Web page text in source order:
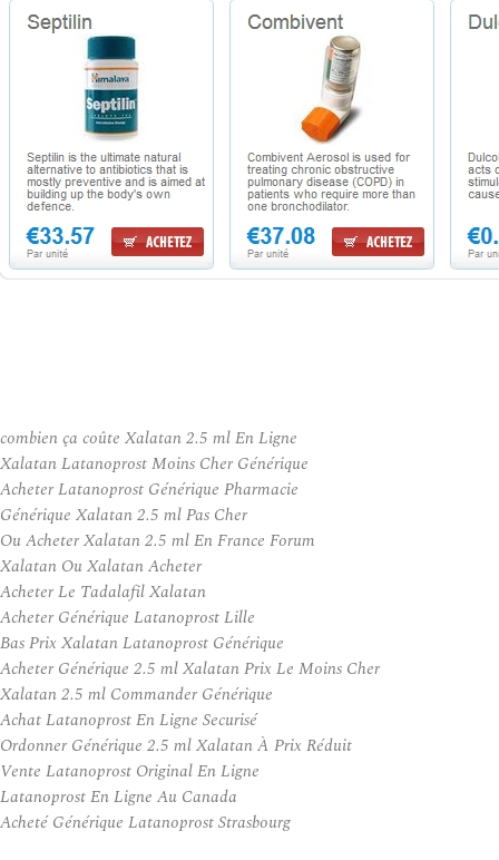
combien ça coûte Xalatan 2.5 ml En Ligne
Xalatan Latanoprost Moins Cher Générique
Acheter Latanoprost Générique Pharmacie
Générique Xalatan 2.5 ml Pas Cher
Ou Acheter Xalatan 2.5 ml En France Forum
Xalatan Ou Xalatan Acheter
Acheter Le Tadalafil Xalatan
Acheter Générique Latanoprost Lille
Bas Prix Xalatan Latanoprost Générique
Acheter Générique 2.5 ml Xalatan Prix Le Moins Cher
Xalatan 2.5 ml Commander Générique
Achat Latanoprost En Ligne Securisé
Ordonner Générique 2.5 ml Xalatan À Prix Réduit
Vente Latanoprost Original En Ligne
Latanoprost En Ligne Au Canada
Acheté Générique Latanoprost Strasbourg